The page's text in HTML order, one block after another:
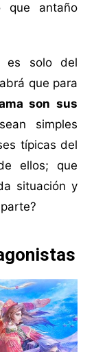
que antaño
es solo del
que para
son sus
simples
típicas del
ellos; que
situación y